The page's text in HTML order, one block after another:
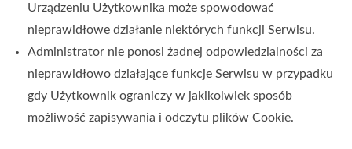
Urządzeniu Użytkownika może spowodować
nieprawidłowe działanie niektórych funkcji Serwisu.
Administrator nie ponosi żadnej odpowiedzialności za
nieprawidłowo działające funkcje Serwisu w przypadku
gdy Użytkownik ograniczy w jakikolwiek sposób
możliwość zapisywania i odczytu plików Cookie.